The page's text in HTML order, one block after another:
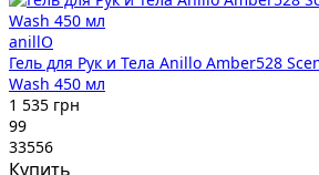
anillO
Гель для Рук и Тела Anillo Amber528
Wash 450 мл
1 535 грн
99
33556
Купить